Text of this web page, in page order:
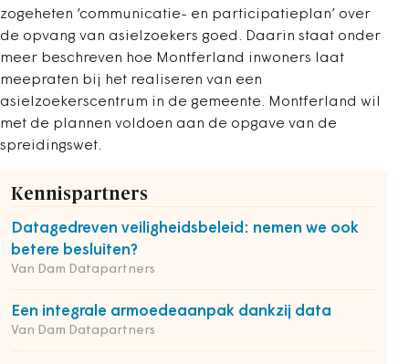
zogeheten ‘communicatie- en participatieplan’ over
de opvang van asielzoekers goed. Daarin staat onder
meer beschreven hoe Montferland inwoners laat
meepraten bij het realiseren van een
asielzoekerscentrum in de gemeente. Montferland wil
met de plannen voldoen aan de opgave van de
spreidingswet.
Kennispartners
Datagedreven veiligheidsbeleid: nemen we ook
betere besluiten?
Van Dam Datapartners
Een integrale armoedeaanpak dankzij data
Van Dam Datapartners